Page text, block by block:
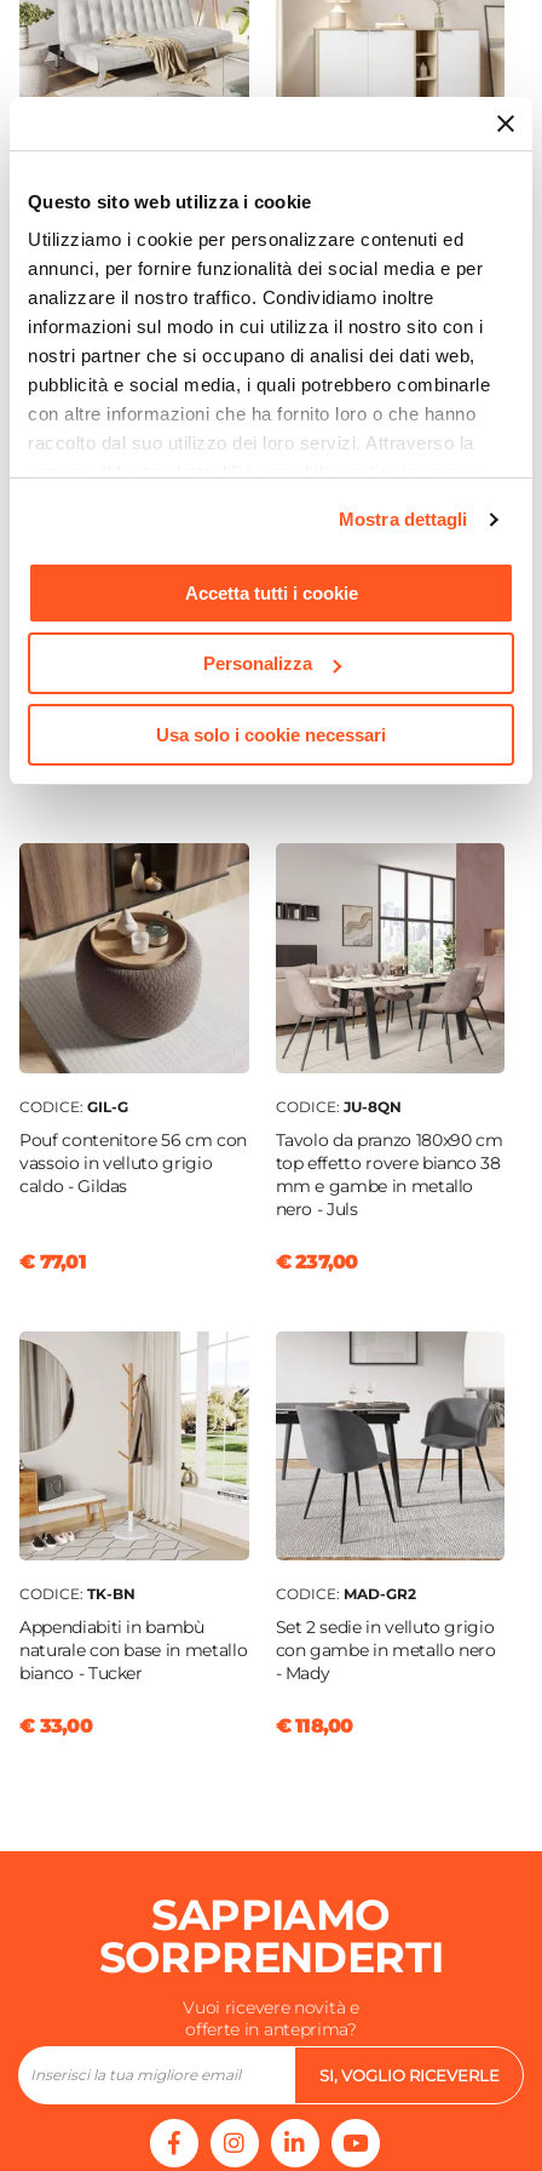
Questo sito web utilizza i cookie
Utilizziamo i cookie per personalizzare contenuti ed
annunci, per fornire funzionalità dei social media e per
analizzare il nostro traffico. Condividiamo inoltre
informazioni sul modo in cui utilizza il nostro sito con i
nostri partner che si occupano di analisi dei dati web,
pubblicità e social media, i quali potrebbero combinarle
con altre informazioni che ha fornito loro o che hanno
raccolto dal suo utilizzo dei loro servizi. Attraverso la
momento. Per maggiori informazioni si invita a leggere la
Mostra dettagli
Accetta tutti i cookie
Personalizza
Usa solo i cookie necessari
17,5 cm
Colore
Bianco
Numero Elementi
Divano letto 3 posti con
schienale reclinabile in
similpelle bianco - Zachary
€ 159,00
Madia 142x83h cm in legno
rovere e bianco con 3 ante e
vani a giorno - Demat
€ 151,00
CODICE:
Consolle sospesa 135x25h
cm bianco opaco con 2 ante
Appendiabiti in metallo
nero - Nils
CODICE: GIL-G
Pouf contenitore 56 cm con
vassoio in velluto grigio
caldo - Gildas
€ 77,01
CODICE: JU-8QN
Tavolo da pranzo 180x90 cm
top effetto rovere bianco 38
mm e gambe in metallo
nero - Juls
€ 237,00
CODICE: TK-BN
Appendiabiti in bambù
naturale con base in metallo
bianco - Tucker
€ 33,00
CODICE: MAD-GR2
Set 2 sedie in velluto grigio
con gambe in metallo nero
- Mady
€ 118,00
SAPPIAMO
SORPRENDERTI
Vuoi ricevere novità e
offerte in anteprima?
SI, VOGLIO RICEVERLE